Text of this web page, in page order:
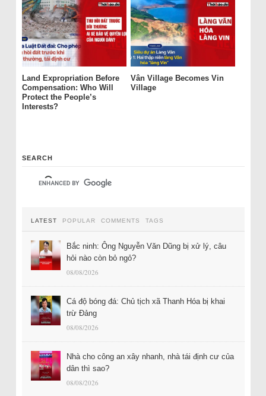
Land Expropriation Before
Compensation: Who Will
Protect the People’s
Interests?
Vân Village Becomes Vin
Village
SEARCH
LATEST POPULAR COMMENTS TAGS
Bắc ninh: Ông Nguyễn Văn Dũng bị xử lý, câu
hỏi nào còn bỏ ngỏ?
08/08/2026
Cá độ bóng đá: Chủ tịch xã Thanh Hóa bị khai
trừ Đảng
08/08/2026
Nhà cho công an xây nhanh, nhà tái định cư của
dân thì sao?
08/08/2026